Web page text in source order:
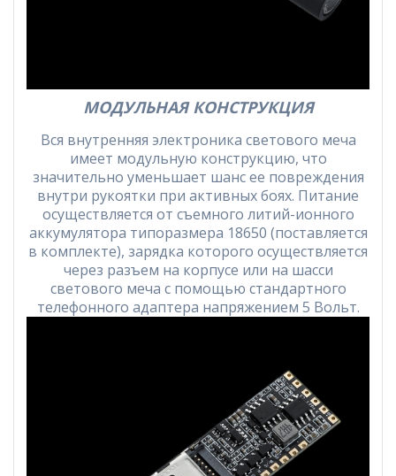
МОДУЛЬНАЯ КОНСТРУКЦИЯ
Вся внутренняя электроника светового меча
имеет модульную конструкцию, что
значительно уменьшает шанс ее повреждения
внутри рукоятки при активных боях. Питание
осуществляется от съемного литий-ионного
аккумулятора типоразмера 18650 (поставляется
в комплекте), зарядка которого осуществляется
через разъем на корпусе или на шасси
светового меча с помощью стандартного
телефонного адаптера напряжением 5 Вольт.